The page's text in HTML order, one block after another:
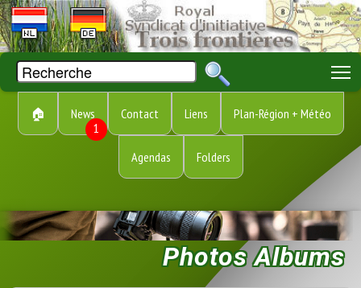
🏠
News
1
Contact Liens Plan-Région + Météo
Agendas Folders
Photos Albums